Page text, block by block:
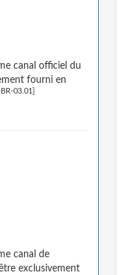
canal officiel du
fourni en
BR-03.01]
canal de
exclusivement